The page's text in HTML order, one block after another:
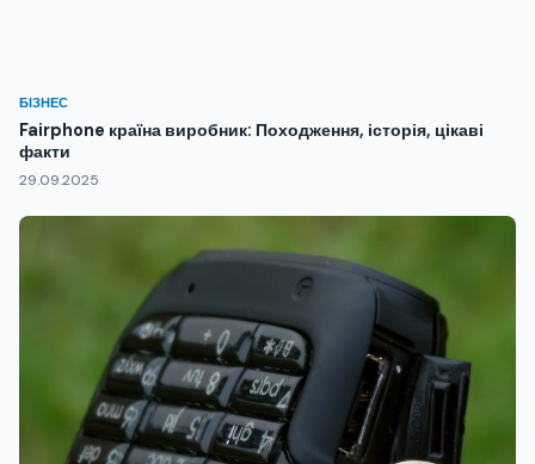
БІЗНЕС
Fairphone країна виробник: Походження, історія, цікаві
факти
29.09.2025